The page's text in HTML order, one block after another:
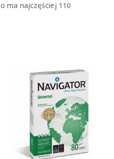
ma najczęściej 110